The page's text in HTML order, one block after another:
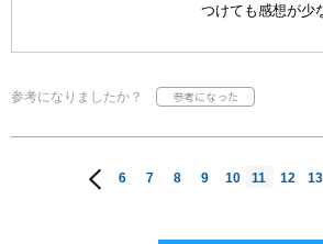
つけても感想が少
参考になりましたか？
6 7 8 9 10 11 12 13